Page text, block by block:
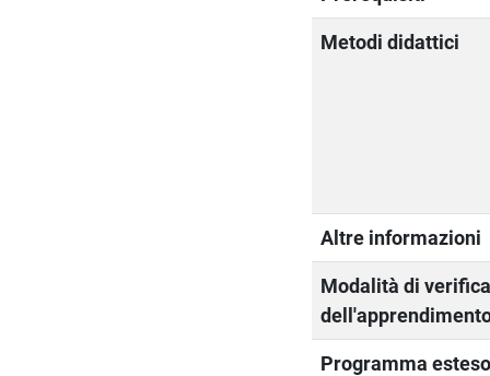
Metodi didattici
Altre informazioni
Modalità di verifica
Programma esteso